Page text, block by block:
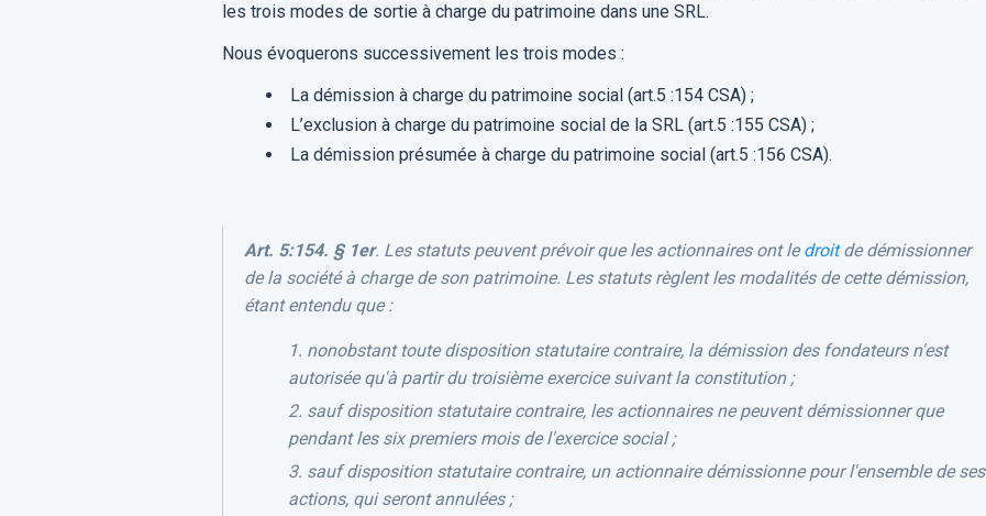
les trois modes de sortie à charge du patrimoine dans une SRL.
Nous évoquerons successivement les trois modes :
La démission à charge du patrimoine social (art.5 :154 CSA) ;
L’exclusion à charge du patrimoine social de la SRL (art.5 :155 CSA) ;
La démission présumée à charge du patrimoine social (art.5 :156 CSA).
Art. 5:154. § 1er. Les statuts peuvent prévoir que les actionnaires ont ledroitde démissionner
de la société à charge de son patrimoine. Les statuts règlent les modalités de cette démission,
étant entendu que :
nonobstant toute disposition statutaire contraire, la démission des fondateurs n'est
autorisée qu'à partir du troisième exercice suivant la constitution ;
sauf disposition statutaire contraire, les actionnaires ne peuvent démissionner que
pendant les six premiers mois de l'exercice social ;
sauf disposition statutaire contraire, un actionnaire démissionne pour l'ensemble de ses
actions, qui seront annulées ;